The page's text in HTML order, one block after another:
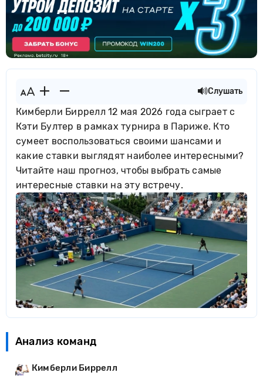
Слушать
Кимберли Биррелл 12 мая 2026 года сыграет с
Кэти Бултер в рамках турнира в Париже. Кто
сумеет воспользоваться своими шансами и
какие ставки выглядят наиболее интересными?
Читайте наш прогноз, чтобы выбрать самые
интересные ставки на эту встречу.
Анализ команд
Кимберли Биррелл